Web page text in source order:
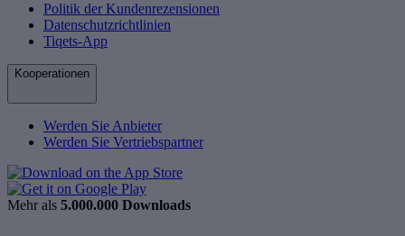
Politik der Kundenrezensionen
Datenschutzrichtlinien
Tiqets-App
Kooperationen
Werden Sie Anbieter
Werden Sie Vertriebspartner
Mehr als 5.000.000 Downloads